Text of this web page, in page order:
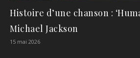
Histoire d’une chanson :
Michael Jackson
15 mai 2026